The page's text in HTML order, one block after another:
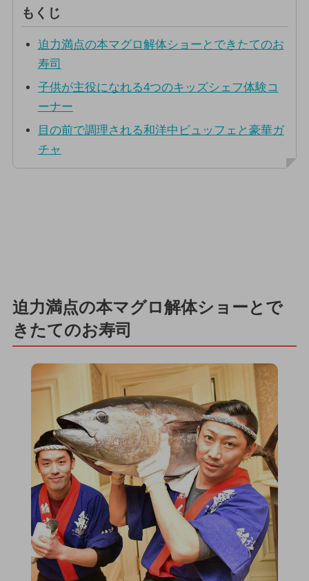
もくじ
迫力満点の本マグロ解体ショーとできたてのお
寿司
子供が主役になれる4つのキッズシェフ体験コ
ーナー
目の前で調理される和洋中ビュッフェと豪華ガ
チャ
迫力満点の本マグロ解体ショーとで
きたてのお寿司